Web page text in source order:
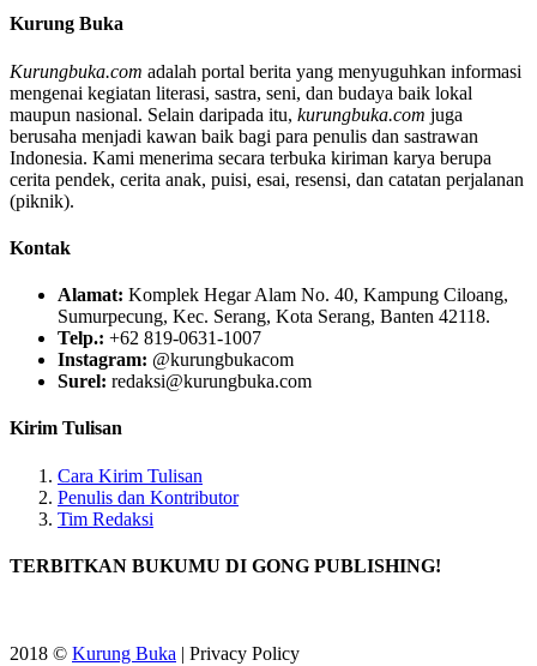
Kurung Buka
Kurungbuka.com adalah portal berita yang menyuguhkan informasi
mengenai kegiatan literasi, sastra, seni, dan budaya baik lokal
maupun nasional. Selain daripada itu, kurungbuka.com juga
berusaha menjadi kawan baik bagi para penulis dan sastrawan
Indonesia. Kami menerima secara terbuka kiriman karya berupa
cerita pendek, cerita anak, puisi, esai, resensi, dan catatan perjalanan
(piknik).
Kontak
Alamat: Komplek Hegar Alam No. 40, Kampung Ciloang,
Sumurpecung, Kec. Serang, Kota Serang, Banten 42118.
Telp.: +62 819-0631-1007
Instagram: @kurungbukacom
Surel: redaksi@kurungbuka.com
Kirim Tulisan
Cara Kirim Tulisan
Penulis dan Kontributor
Tim Redaksi
TERBITKAN BUKUMU DI GONG PUBLISHING!
2018 © Kurung Buka | Privacy Policy